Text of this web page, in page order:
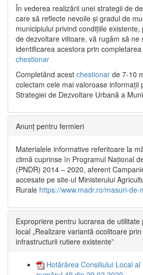
În vederea realizării unei strategii de
care să reflecte nevoile și gradul de
municipiului privind condițiile
de dezvoltare viitoare, vă rugăm să ne
identificarea acestora prin
chestionar
Completând acest chestionar de 7-10
colectam cele mai valoroase informații
Strategiei de Dezvoltare Urbană a
Anunț pentru fermieri
Materialele informative referitoare la
climă cuprinse în Programul Național
(PNDR) 2014 – 2020, aferent
accesate pe site-ul Ministerului
Rurale https://www.madr.ro/masuri-
Expropriere pentru lucrarea de utilitate
local „Realizare variantă ocolitoare
infrastructurii rutiere existente”
Hotărârea Consiliului Local